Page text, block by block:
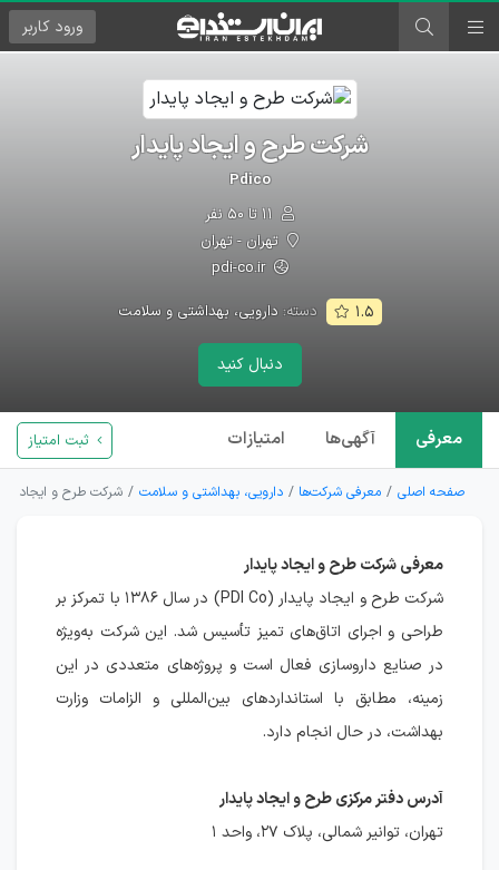
ورود کاربر
شرکت طرح و ایجاد پایدار
Pdico
تهران - تهران
pdi-co.ir
۱.۵ دسته:دارویی، بهداشتی و سلامت
دنبال کنید
معرفی آگهی‌ها امتیازات ثبت امتیاز
صفحه اصلی معرفی شرکت‌ها دارویی، بهداشتی و سلامت شرکت طرح و ایجاد
معرفی شرکت طرح و ایجاد پایدار
شرکت طرح و ایجاد پایدار (PDI Co) در سال ۱۳۸۶ با تمرکز بر
طراحی و اجرای اتاق‌های تمیز تأسیس شد. این شرکت به‌ویژه
در صنایع داروسازی فعال است و پروژه‌های متعددی در این
زمینه، مطابق با استانداردهای بین‌المللی و الزامات وزارت
بهداشت، در حال انجام دارد.
آدرس دفتر مرکزی طرح و ایجاد پایدار
تهران، توانیر شمالی، پلاک ۲۷، واحد ۱